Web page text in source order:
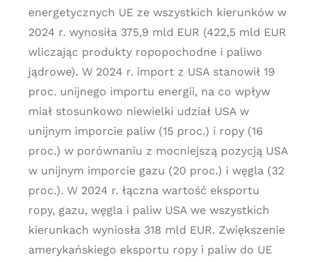
energetycznych UE ze wszystkich kierunków w
2024 r. wynosiła 375,9 mld EUR (422,5 mld EUR
wliczając produkty ropopochodne i paliwo
jądrowe). W 2024 r. import z USA stanowił 19
proc. unijnego importu energii, na co wpływ
miał stosunkowo niewielki udział USA w
unijnym imporcie paliw (15 proc.) i ropy (16
proc.) w porównaniu z mocniejszą pozycją USA
w unijnym imporcie gazu (20 proc.) i węgla (32
proc.). W 2024 r. łączna wartość eksportu
ropy, gazu, węgla i paliw USA we wszystkich
kierunkach wyniosła 318 mld EUR. Zwiększenie
amerykańskiego eksportu ropy i paliw do UE